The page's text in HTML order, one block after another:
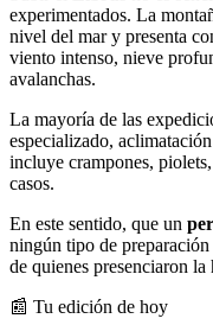
experimentados. La
nivel del mar y presenta
viento intenso, nieve
avalanchas.
La mayoría de las
especializado,
incluye crampones,
casos.
En este sentido, que un
ningún tipo de
de quienes presenciaron la
📰 Tu edición de hoy